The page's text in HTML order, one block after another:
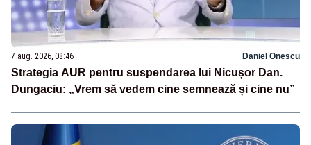
7 aug. 2026, 08:46 Daniel Onescu
Strategia AUR pentru suspendarea lui Nicușor Dan.
Dungaciu: „Vrem să vedem cine semnează și cine nu”